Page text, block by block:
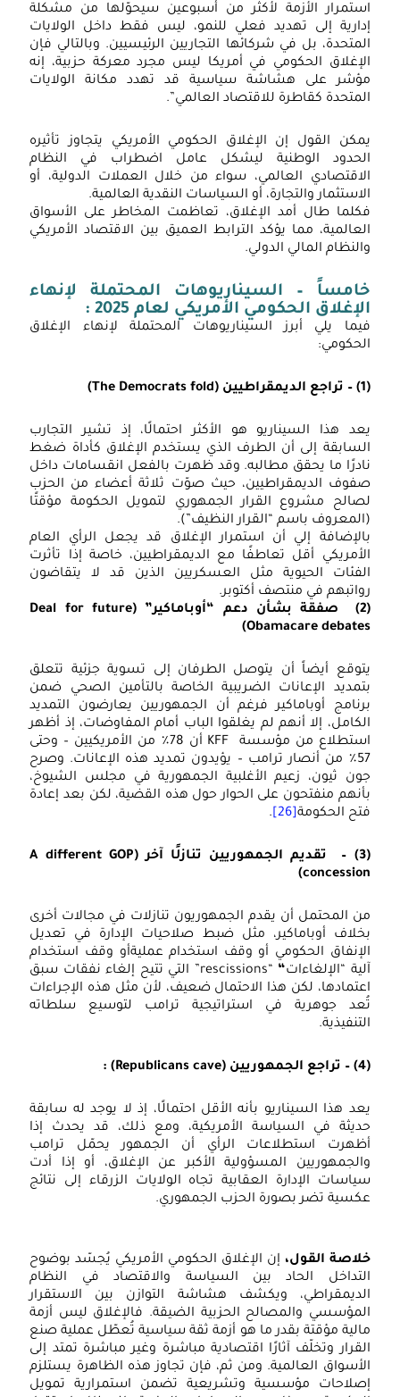
الأزمة لأكثر من أسبوعين سيحوّلها من مشكلة
إلى تهديد فعلي للنمو، ليس فقط داخل الولايات
بل في شركائها التجاريين الرئيسيين. وبالتالي فإن
الحكومي في أمريكا ليس مجرد معركة حزبية، إنه
على هشاشة سياسية قد تهدد مكانة الولايات
كقاطرة للاقتصاد العالمي”.
القول إن الإغلاق الحكومي الأمريكي يتجاوز تأثيره
الوطنية ليشكل عامل اضطراب في النظام
العالمي، سواء من خلال العملات الدولية، أو
والتجارة، أو السياسات النقدية العالمية.
طال أمد الإغلاق، تعاظمت المخاطر على الأسواق
مما يؤكد الترابط العميق بين الاقتصاد الأمريكي
المالي الدولي.
– السيناريوهات المحتملة لإنهاء
الحكومي الأمريكي لعام 2025 :
يلي أبرز السيناريوهات المحتملة لإنهاء الإغلاق
– تراجع الديمقراطيين(The Democrats fold)
هذا السيناريو هو الأكثر احتمالًا، إذ تشير التجارب
إلى أن الطرف الذي يستخدم الإغلاق كأداة ضغط
ما يحقق مطالبه. وقد ظهرت بالفعل انقسامات داخل
الديمقراطيين، حيث صوّت ثلاثة أعضاء من الحزب
مشروع القرار الجمهوري لتمويل الحكومة مؤقتًا
باسم “القرار النظيف”).
إلي أن استمرار الإغلاق قد يجعل الرأي العام
أقل تعاطفًا مع الديمقراطيين، خاصة إذا تأثرت
الحيوية مثل العسكريين الذين قد لا يتقاضون
في منتصف أكتوبر.
صفقة بشأن دعم “أوباماكير
” (Deal for future
Obamacare
أيضاً أن يتوصل الطرفان إلى تسوية جزئية تتعلق
الإعانات الضريبية الخاصة بالتأمين الصحي ضمن
أوباماكير فرغم أن الجمهوريين يعارضون التمديد
إلا أنهم لم يغلقوا الباب أمام المفاوضات، إذ أظهر
استطلاع من مؤسسة KFF أن 78٪ من الأمريكيين – وحتى
57٪ من أنصار ترامب – يؤيدون تمديد هذه الإعانات. وصرح
ثيون، زعيم الأغلبية الجمهورية في مجلس الشيوخ،
منفتحون على الحوار حول هذه القضية، لكن بعد إعادة
الحكومة[26]
.
تقديم الجمهوريين تنازلًا آخر
(A different GOP
المحتمل أن يقدم الجمهوريون تنازلات في مجالات أخرى
أوباماكير، مثل ضبط صلاحيات الإدارة في تعديل
الحكومي أو وقف استخدام عمليةأو وقف استخدام
“الإلغاءات“
“rescissions” التي تتيح إلغاء نفقات سبق
لكن هذا الاحتمال ضعيف، لأن مثل هذه الإجراءات
جوهرية في استراتيجية ترامب لتوسيع سلطاته
– تراجع الجمهوريين(Republicans cave)
:
هذا السيناريو بأنه الأقل احتمالًا، إذ لا يوجد له سابقة
في السياسة الأمريكية، ومع ذلك، قد يحدث إذا
استطلاعات الرأي أن الجمهور يحمّل ترامب
المسؤولية الأكبر عن الإغلاق، أو إذا أدت
الإدارة العقابية تجاه الولايات الزرقاء إلى نتائج
تضر بصورة الحزب الجمهوري.
القول،إن الإغلاق الحكومي الأمريكي يُجسّد بوضوح
الحاد بين السياسة والاقتصاد في النظام
ويكشف هشاشة التوازن بين الاستقرار
والمصالح الحزبية الضيقة. فالإغلاق ليس أزمة
مؤقتة بقدر ما هو أزمة ثقة سياسية تُعطّل عملية صنع
وتخلّف آثارًا اقتصادية مباشرة وغير مباشرة تمتد إلى
العالمية. ومن ثم، فإن تجاوز هذه الظاهرة يستلزم
مؤسسية وتشريعية تضمن استمرارية تمويل